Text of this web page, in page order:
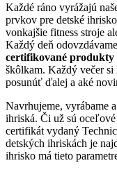
Každé ráno vyrážajú
prvkov pre detské
vonkajšie fitness stroje
Každý deň odovzdávame
certifikované produkty
škôlkam. Každý večer si
posunúť ďalej a aké
Navrhujeme, vyrábame
ihriská. Či už sú
certifikát vydaný
detských ihriskách je
ihrisko má tieto